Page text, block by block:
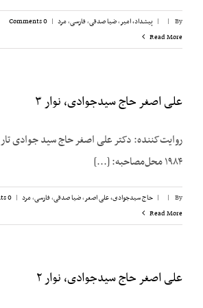
By
|
| پیشداد، امیر,ضیا صدقی,فارسی,مرد |
0 Comments
Read More
علی اصغر حاج سیدجوادی، نوار ۳
۱۹۸۴ محل‌مصاحبه: [...]
By
|
| حاج سیدجوادی، علی اصغر,ضیا صدقی,فارسی,مرد |
0 Comments
Read More
علی اصغر حاج سیدجوادی، نوار ۲